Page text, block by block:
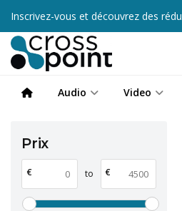
Inscrivez-vous et découvrez des
Audio Video
Prix
€ to €